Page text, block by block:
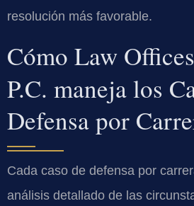
resolución más favorable.
Cómo Law
P.C. maneja los
Defensa por
Cada caso de defensa por
análisis detallado de las